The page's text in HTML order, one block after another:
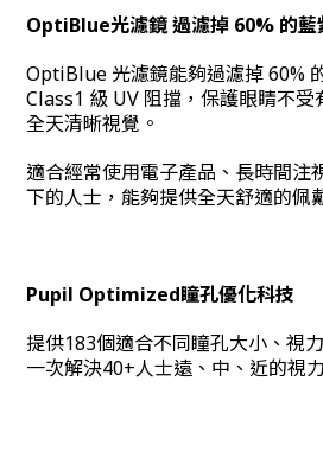
OptiBlue光濾鏡 過濾掉 60% 的藍
OptiBlue 光濾鏡能夠過濾掉 60%
Class1 級 UV 阻擋，保護眼睛不
全天清晰視覺。
適合經常使用電子產品、長時間注
下的人士，能夠提供全天舒適的佩
Pupil Optimized瞳孔優化科技
提供183個適合不同瞳孔大小、視
一次解決40+人士遠、中、近的視